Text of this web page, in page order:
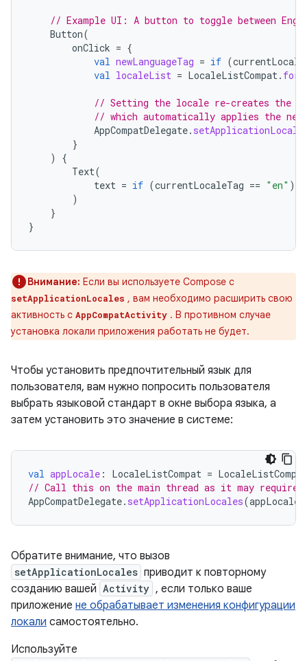
// Example UI: A button to toggle between
Button(
onClick = {
val newLanguageTag = if (
val localeList = LocaleListCompat.
// Setting the locale re-creates the
// which automatically applies the new
AppCompatDelegate.
}
)
{
Text(
text = if (currentLocaleTag == "en" )
)
}
}
Внимание: Если вы используете Compose с
setApplicationLocales , вам необходимо расширить свою
активность с AppCompatActivity . В противном случае
установка локали приложения работать не будет.
Чтобы установить предпочтительный язык для
пользователя, вам нужно попросить пользователя
выбрать языковой стандарт в окне выбора языка, а
затем установить это значение в системе:
val appLocale : LocaleListCompat = LocaleListCompat
// Call this on the main thread as it may
AppCompatDelegate. setApplicationLocales(appLocale
Обратите внимание, что вызов
setApplicationLocales приводит к повторному
созданию вашей Activity , если только ваше
приложение не обрабатывает изменения конфигурации
локали самостоятельно.
Используйте